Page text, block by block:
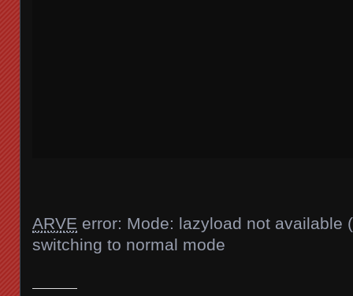
ARVE error: Mode: lazyload not available
switching to normal mode